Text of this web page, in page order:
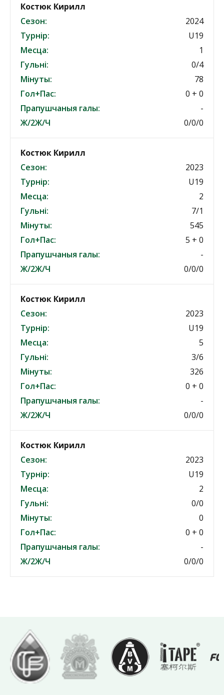
Костюк Кирилл
Сезон:
2024
Турнір:
U19
Месца:
1
Гульні:
0/4
Мінуты:
78
Гол+Пас:
0 + 0
Прапушчаныя галы:
-
Ж/2Ж/Ч
0/0/0
Костюк Кирилл
Сезон:
2023
Турнір:
U19
Месца:
2
Гульні:
7/1
Мінуты:
545
Гол+Пас:
5 + 0
Прапушчаныя галы:
-
Ж/2Ж/Ч
0/0/0
Костюк Кирилл
Сезон:
2023
Турнір:
U19
Месца:
5
Гульні:
3/6
Мінуты:
326
Гол+Пас:
0 + 0
Прапушчаныя галы:
-
Ж/2Ж/Ч
0/0/0
Костюк Кирилл
Сезон:
2023
Турнір:
U19
Месца:
2
Гульні:
0/0
Мінуты:
0
Гол+Пас:
0 + 0
Прапушчаныя галы:
-
Ж/2Ж/Ч
0/0/0